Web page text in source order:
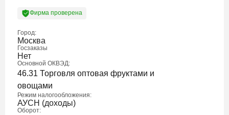
Фирма проверена
Город:
Москва
Госзаказы
Нет
Основной ОКВЭД:
46.31 Торговля оптовая фруктами и
овощами
Режим налогообложения:
АУСН (доходы)
Оборот: